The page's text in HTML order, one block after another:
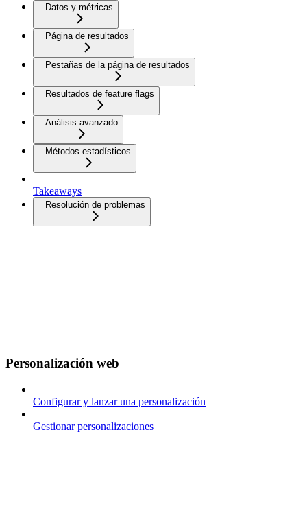
Datos y métricas
Página de resultados
Pestañas de la página de resultados
Resultados de feature flags
Análisis avanzado
Métodos estadísticos
Takeaways
Resolución de problemas
Personalización web
Configurar y lanzar una personalización
Gestionar personalizaciones